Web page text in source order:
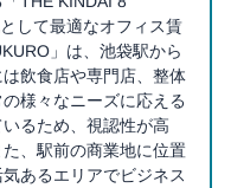
して最適なオフィス賃
」は、池袋駅から
飲食店や専門店、整体
様々なニーズに応える
るため、視認性が高
、駅前の商業地に位置
あるエリアでビジネス